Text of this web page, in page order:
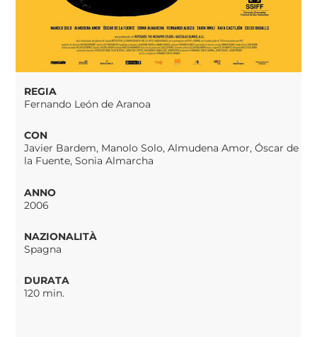
REGIA
Fernando León de Aranoa
CON
Javier Bardem, Manolo Solo, Almudena Amor, Óscar de
la Fuente, Sonia Almarcha
ANNO
2006
NAZIONALITÀ
Spagna
DURATA
120 min.